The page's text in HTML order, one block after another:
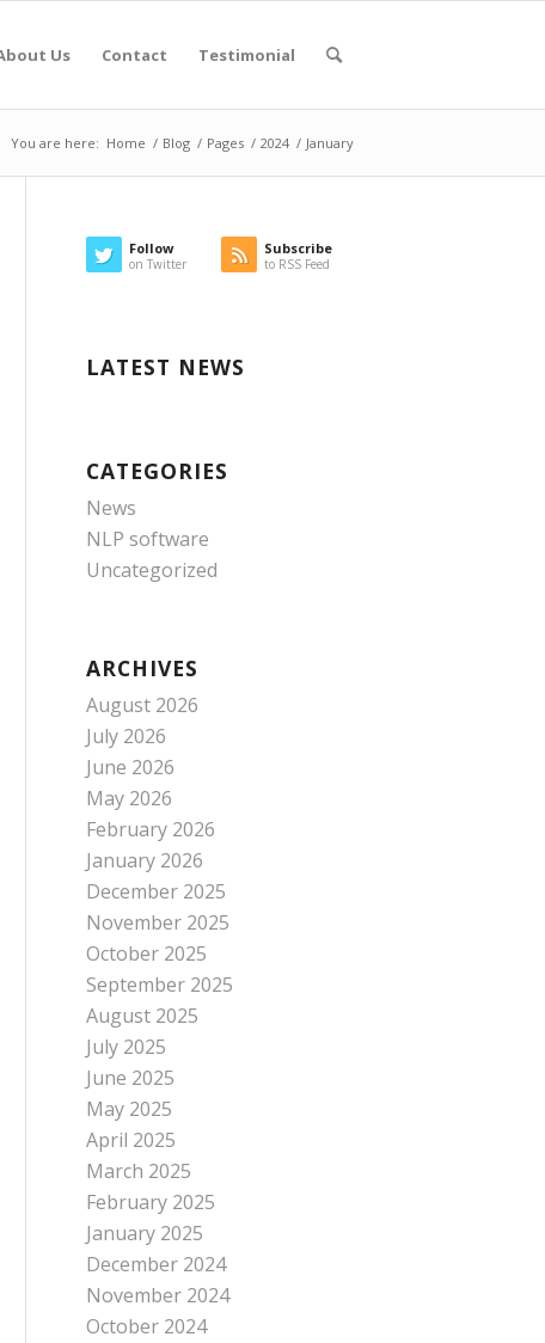
Us Contact Testimonial
You are here: Home / Blog / Pages / 2024 / January
Follow
on Twitter
Subscribe
to RSS Feed
LATEST NEWS
CATEGORIES
News
NLP software
Uncategorized
ARCHIVES
August 2026
July 2026
June 2026
May 2026
February 2026
January 2026
December 2025
November 2025
October 2025
September 2025
August 2025
July 2025
June 2025
May 2025
April 2025
March 2025
February 2025
January 2025
December 2024
November 2024
October 2024